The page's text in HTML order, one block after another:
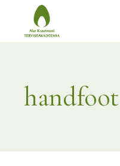
handfoot